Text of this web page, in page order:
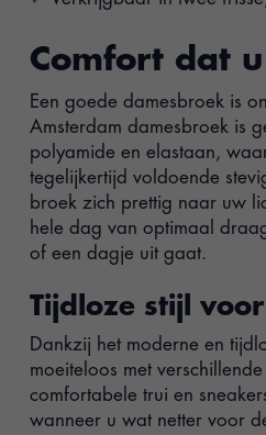
Comfort dat
Een goede damesbroek is
Amsterdam damesbroek is
polyamide en elastaan,
tegelijkertijd voldoende
broek zich prettig naar uw
hele dag van optimaal
of een dagje uit gaat.
Tijdloze stijl
Dankzij het moderne en
moeiteloos met
comfortabele trui en
wanneer u wat netter voor